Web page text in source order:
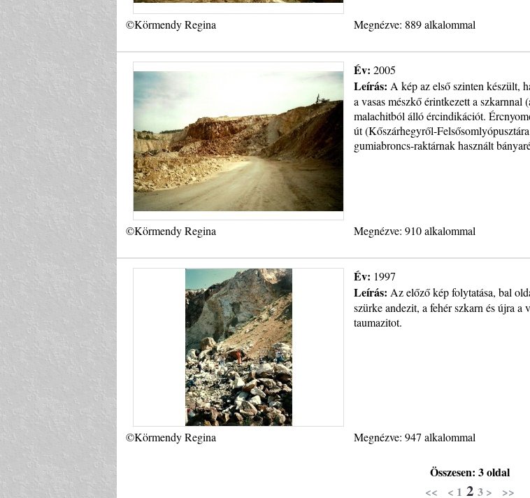
©Körmendy Regina Megnézve: 889 alkalommal
Év: 2005
Leírás: A kép az első szinten készült,
a vasas mészkő érintkezett a
malachitból álló ércindikációt.
út (Kőszárhegyről-
gumiabroncs-raktárnak használt
©Körmendy Regina Megnézve: 910 alkalommal
Év: 1997
Leírás: Az előző kép folytatása, bal
szürke andezit, a fehér szkarn és újra a
taumazitot.
©Körmendy Regina Megnézve: 947 alkalommal
Összesen: 3 oldal
<<
< 1 2 3 > >>